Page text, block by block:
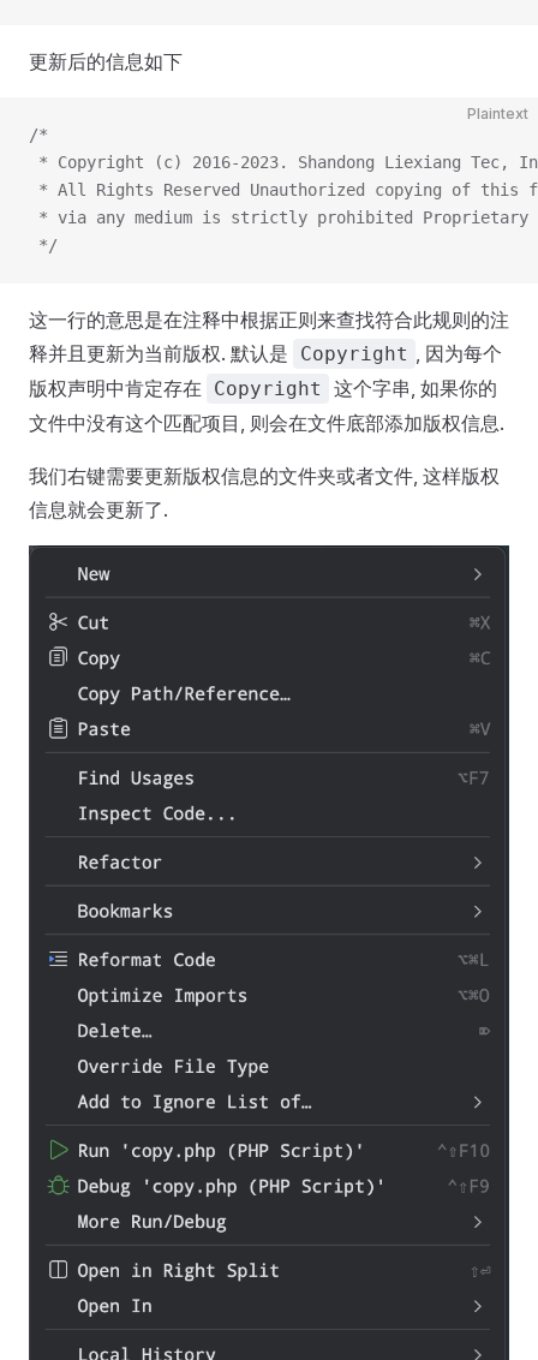
更新后的信息如下
Plaintext
/*
* Copyright (c) 2016-2023. Shandong Liexiang Tec,
* All Rights Reserved Unauthorized copying of this
* via any medium is strictly prohibited Proprietary
*/
这一行的意思是在注释中根据正则来查找符合此规则的注
释并且更新为当前版权. 默认是
Copyright
, 因为每个
版权声明中肯定存在
Copyright
这个字串, 如果你的
文件中没有这个匹配项目, 则会在文件底部添加版权信息.
我们右键需要更新版权信息的文件夹或者文件, 这样版权
信息就会更新了.